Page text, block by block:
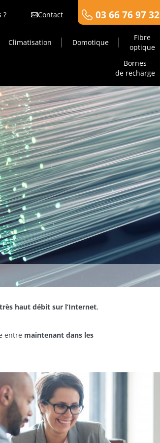
? Contact 03 66 76 97 32
Climatisation Domotique
Fibre
optique
Bornes
de recharge
haut débit sur l’Internet,
entre maintenant dans les